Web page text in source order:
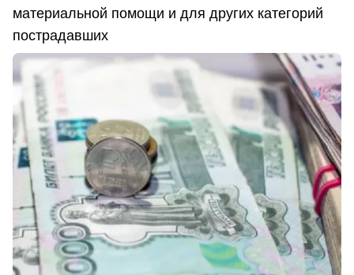
материальной помощи и для других категорий
пострадавших